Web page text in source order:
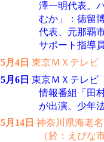
澤一明代表。
むか」：徳留
代表、元那覇
サポート指導
5月4日 東京ＭＸテレビ
5月6日 東京ＭＸテレビ
情報番組「田
が出演。少年
5月14日 神奈川県海老
（於：えび